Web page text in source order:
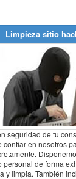
Limpieza sitio
seguridad de tu
confiar en nosotros
personal de forma
y limpia. También